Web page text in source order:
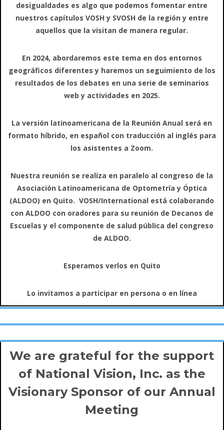
desigualdades es algo que podemos fomentar entre
nuestros capítulos VOSH y SVOSH de la región y entre
aquellos que la visitan de manera regular.
En 2024, abordaremos este tema en dos entornos
geográficos diferentes y haremos un seguimiento de los
resultados de los debates en una serie de seminarios
web y actividades en 2025.
La versión latinoamericana de la Reunión Anual será en
formato híbrido, en español con traducción al inglés para
los asistentes a Zoom.
Nuestra reunión se realiza en paralelo al congreso de la
Asociación Latinoamericana de Optometría y Óptica
(ALDOO) en Quito. VOSH/International está colaborando
con ALDOO con oradores para su reunión de Decanos de
Escuelas y el componente de salud pública del congreso
de ALDOO.
Esperamos verlos en Quito
Lo invitamos a participar en persona o en línea
We are grateful for the support
of National Vision, Inc. as the
Visionary Sponsor of our Annual
Meeting